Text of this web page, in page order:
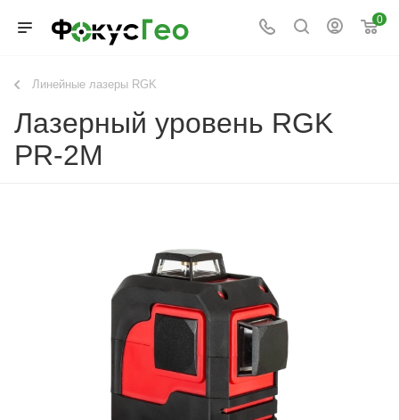
0
Линейные лазеры RGK
Лазерный уровень RGK
PR-2M